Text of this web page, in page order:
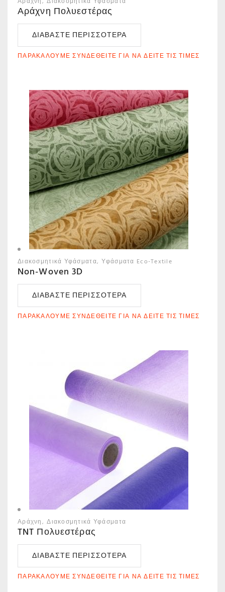
Αράχνη Πολυεστέρας
ΔΙΑΒΆΣΤΕ ΠΕΡΙΣΣΌΤΕΡΑ
ΠΑΡΑΚΑΛΟΎΜΕ ΣΥΝΔΕΘΕΊΤΕ ΓΙΑ ΝΑ ΔΕΊΤΕ ΤΙΣ ΤΙΜΈΣ
Διακοσμητικά Υφάσματα Υφάσματα Eco-Textile
Non-Woven 3D
ΔΙΑΒΆΣΤΕ ΠΕΡΙΣΣΌΤΕΡΑ
ΠΑΡΑΚΑΛΟΎΜΕ ΣΥΝΔΕΘΕΊΤΕ ΓΙΑ ΝΑ ΔΕΊΤΕ ΤΙΣ ΤΙΜΈΣ
Αράχνη Διακοσμητικά Υφάσματα
TNT Πολυεστέρας
ΔΙΑΒΆΣΤΕ ΠΕΡΙΣΣΌΤΕΡΑ
ΠΑΡΑΚΑΛΟΎΜΕ ΣΥΝΔΕΘΕΊΤΕ ΓΙΑ ΝΑ ΔΕΊΤΕ ΤΙΣ ΤΙΜΈΣ